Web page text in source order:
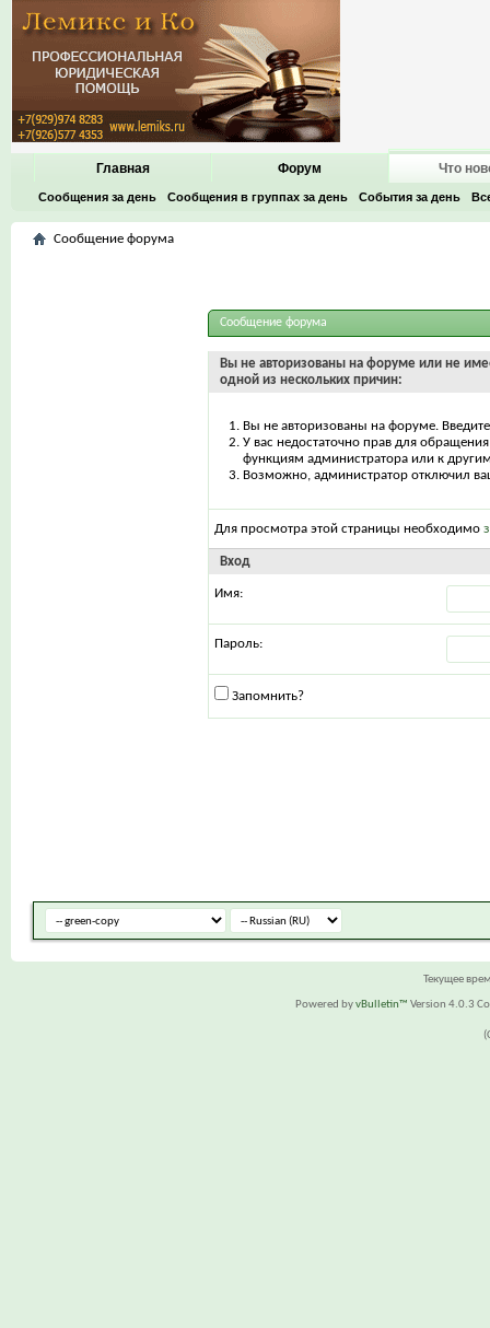
Главная Форум Что
Сообщения за день Сообщения в группах за день События за день
Сообщение форума
Сообщение форума
Вы не авторизованы на форуме или не
одной из нескольких причин:
Вы не авторизованы на форуме.
У вас недостаточно прав для
функциям администратора или к
Возможно, администратор отключил
Для просмотра этой страницы необходимо
Вход
Имя:
Пароль:
Запомнить?
Текущее
Powered byvBulletin™ Version 4.0.3